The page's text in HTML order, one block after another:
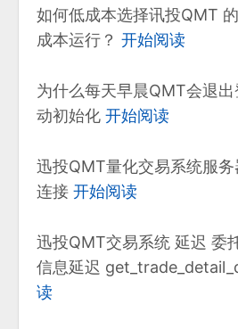
如何低成本选择讯投QMT
成本运行？ 开始阅读
为什么每天早晨QMT会退
动初始化 开始阅读
迅投QMT量化交易系统服
连接 开始阅读
迅投QMT交易系统 延迟 委
信息延迟
读